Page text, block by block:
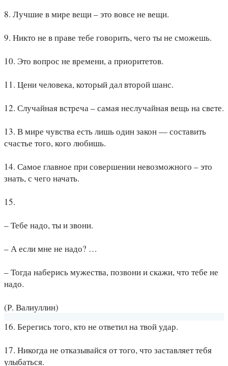
8. Лучшие в мире вещи – это вовсе не вещи.
9. Никто не в праве тебе говорить, чего ты не сможешь.
10. Это вопрос не времени, а приоритетов.
11. Цени человека, который дал второй шанс.
12. Случайная встрeча – самая неслучайная вещь на свeте.
13. В мире чувства есть лишь один закон — составить
счастье того, кого любишь.
14. Самое главное при совершении невозможного – это
знать, с чего начать.
15.
– Тебе надо, ты и звони.
– А если мне не надо? …
– Тогда наберись мужества, позвони и скажи, что тебе не
надо.
(Р. Валиуллин)
16. Берегись того, кто не ответил на твой удар.
17. Никогда не отказывайся от того, что заставляет тебя
улыбаться.